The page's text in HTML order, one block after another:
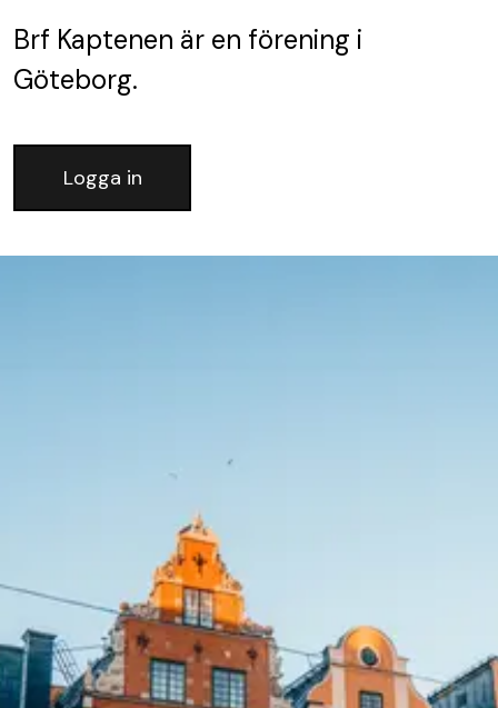
Brf Kaptenen är en förening i
Göteborg.
Logga in